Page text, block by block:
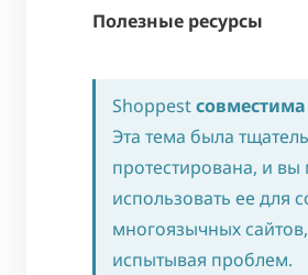
Полезные ресурсы
Shoppestсовместима
Эта тема была
протестирована, и вы
использовать ее для
многоязычных
испытывая проблем.